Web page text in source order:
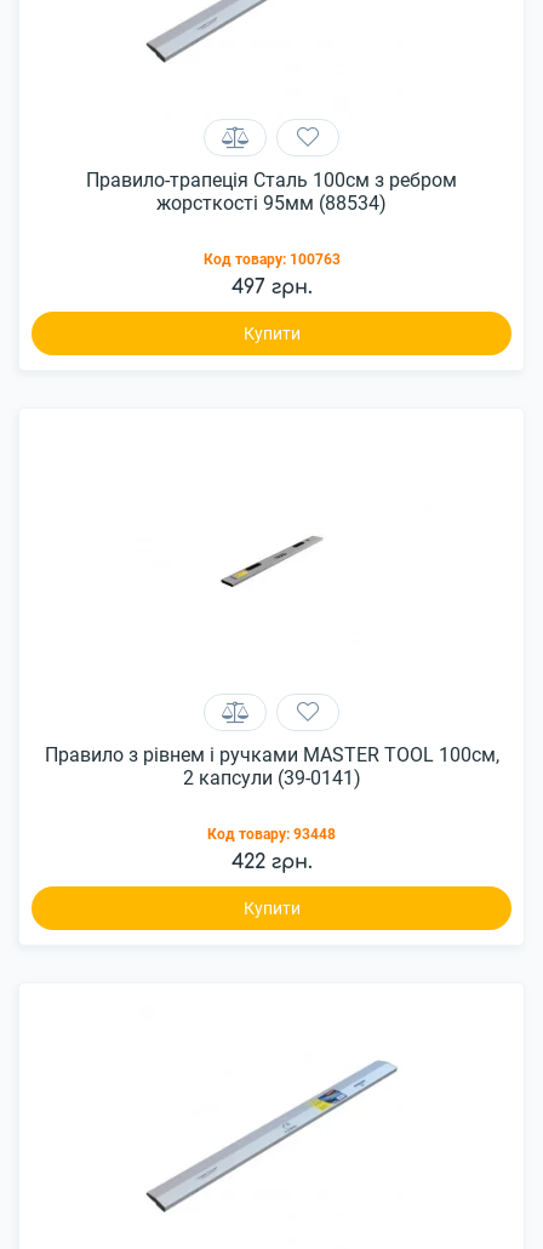
Правило-трапеція Сталь 100см з ребром
жорсткості 95мм (88534)
Код товару: 100763
497 грн.
Купити
Правило з рівнем і ручками MASTER TOOL 100см,
2 капсули (39-0141)
Код товару: 93448
422 грн.
Купити